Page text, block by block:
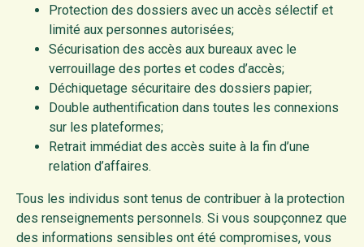
Protection des dossiers avec un accès sélectif et
limité aux personnes autorisées;
Sécurisation des accès aux bureaux avec le
verrouillage des portes et codes d’accès;
Déchiquetage sécuritaire des dossiers papier;
Double authentification dans toutes les connexions
sur les plateformes;
Retrait immédiat des accès suite à la fin d’une
relation d’affaires.
Tous les individus sont tenus de contribuer à la protection
des renseignements personnels. Si vous soupçonnez que
des informations sensibles ont été compromises, vous